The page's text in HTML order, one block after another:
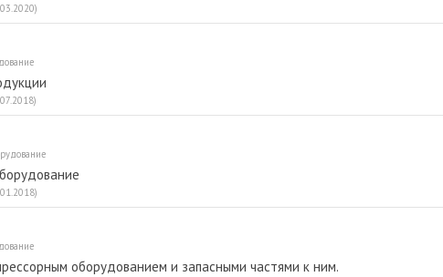
оборудованием и запасными частями к ним.